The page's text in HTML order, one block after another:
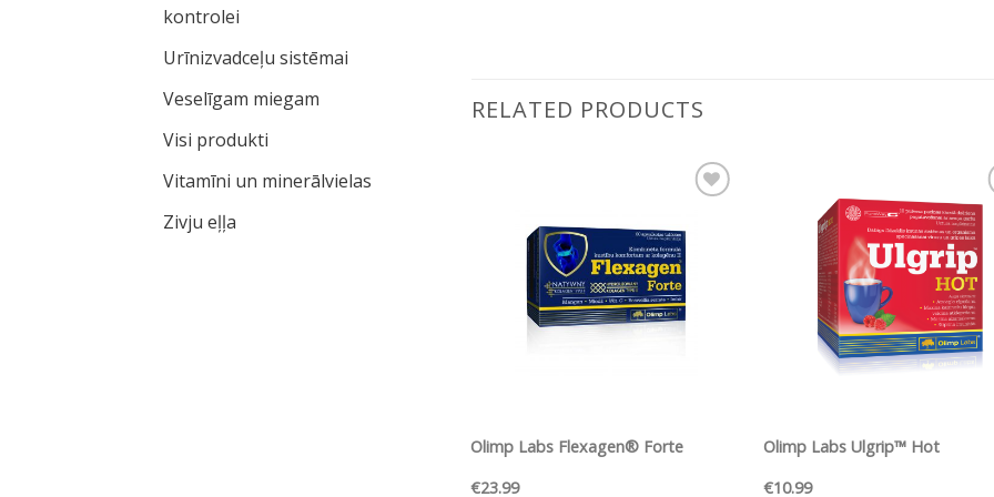
kontrolei
Urīnizvadceļu sistēmai
Veselīgam miegam
Visi produkti
Vitamīni un minerālvielas
Zivju eļļa
RELATED PRODUCTS
sarakstam
ĀTRS SKATS
Olimp Labs Flexagen® Forte
€23.99
Pievienot
sarakstam
ĀTRS SKATS
Olimp Labs Ulgrip™ Hot
€10.99